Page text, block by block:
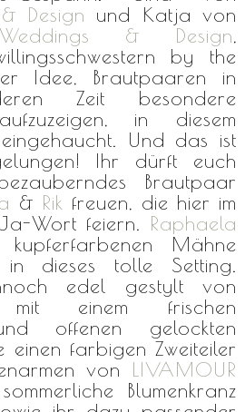
Design und Katja von
& Design,
by the
Idee, Brautpaaren in
Zeit besondere
in diesem
Und das ist
Ihr dürft euch
Brautpaar
& Rik freuen, die hier im
Wort feiern. Raphaela
Mähne
dieses tolle Setting.
edel gestylt von
einem frischen
offenen gelockten
einen farbigen Zweiteiler
von LIVAMOUR
Blumenkranz